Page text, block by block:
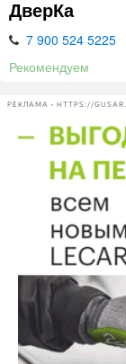
ДверКа
7 900 524 5225
Рекомендуем
РЕКЛАМА • HTTPS://